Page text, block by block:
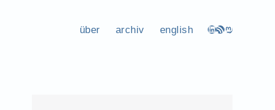
über archiv english LinkedIn
RSS-FeedMastodon